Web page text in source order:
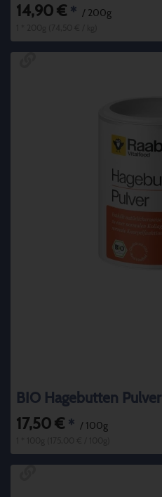
14,90 € * / 200g
BIO Hagebutten Pulver
17,50 € * / 100g